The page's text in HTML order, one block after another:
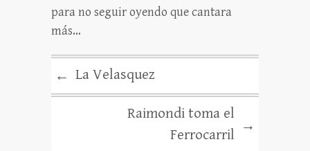
para no seguir oyendo que cantara
más…
← La Velasquez
Raimondi toma el
Ferrocarril
→